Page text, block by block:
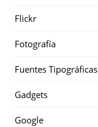
Flickr
Fotografía
Fuentes Tipográficas
Gadgets
Google